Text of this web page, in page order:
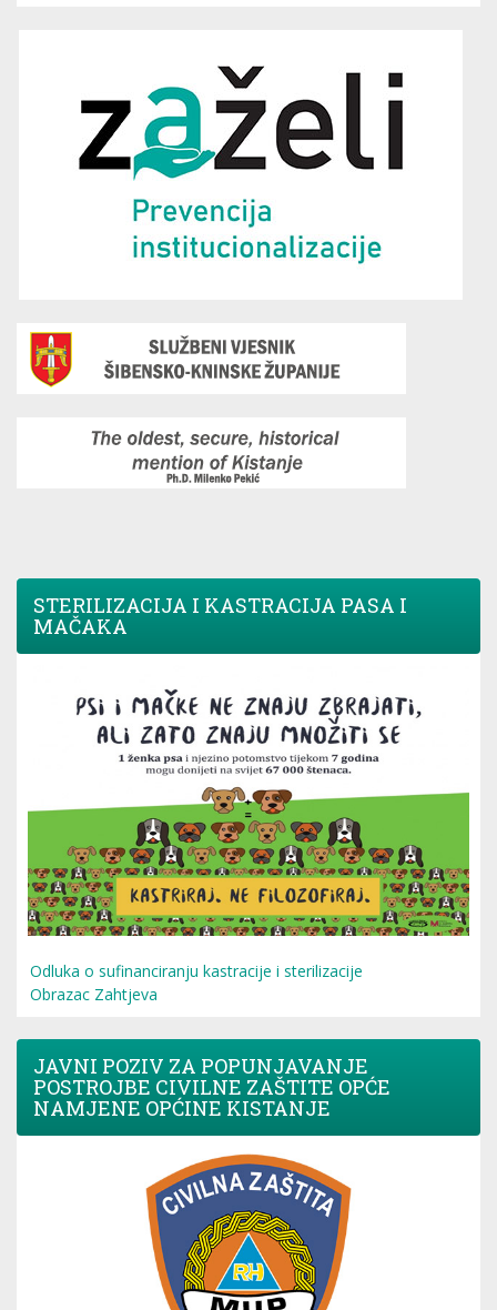
STERILIZACIJA I KASTRACIJA PASA I
MAČAKA
Odluka o sufinanciranju kastracije i sterilizacije
Obrazac Zahtjeva
JAVNI POZIV ZA POPUNJAVANJE
POSTROJBE CIVILNE ZAŠTITE OPĆE
NAMJENE OPĆINE KISTANJE